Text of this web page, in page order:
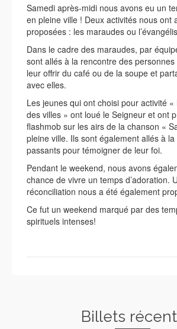
Samedi après-midi nous avons eu un
en pleine ville ! Deux activités nous ont
proposées : les maraudes ou
Dans le cadre des maraudes, par
sont allés à la rencontre des
leur offrir du café ou de la soupe et
avec elles.
Les jeunes qui ont choisi pour activité «
des villes » ont loué le Seigneur et ont
flashmob sur les airs de la chanson «
pleine ville. Ils sont également allés à
passants pour témoigner de leur foi.
Pendant le weekend, nous avons
chance de vivre un temps d’adoration.
réconciliation nous a été également
Ce fut un weekend marqué par des
spirituels intenses!
Billets